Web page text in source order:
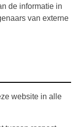
de informatie in
van externe
website in alle